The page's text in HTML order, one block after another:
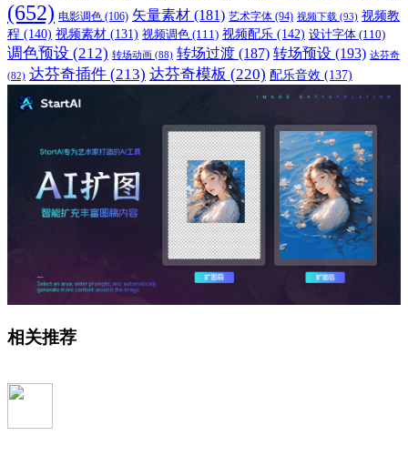
(652) 电影调色 (106) 矢量素材 (181) 艺术字体 (94) 视频下载 (93) 视频教
程 (140) 视频素材 (131) 视频调色 (111) 视频配乐 (142) 设计字体 (110)
调色预设 (212) 转场动画 (88) 转场过渡 (187) 转场预设 (193) 达芬奇
(82) 达芬奇插件 (213) 达芬奇模板 (220) 配乐音效 (137)
相关推荐